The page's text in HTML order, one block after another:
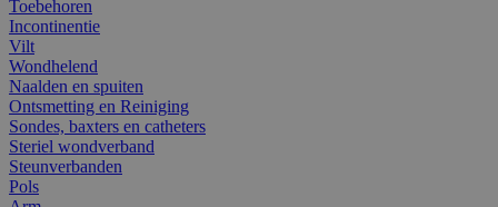
Toebehoren
Incontinentie
Vilt
Wondhelend
Naalden en spuiten
Ontsmetting en Reiniging
Sondes, baxters en catheters
Steriel wondverband
Steunverbanden
Pols